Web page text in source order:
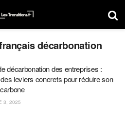
décarbonation
décarbonation des entreprises :
leviers concrets pour réduire son
3, 2025